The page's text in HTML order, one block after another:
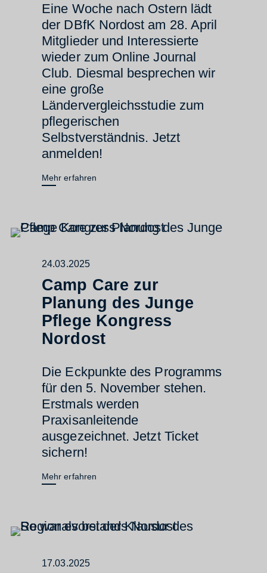
Eine Woche nach Ostern lädt
der DBfK Nordost am 28. April
Mitglieder und Interessierte
wieder zum Online Journal
Club. Diesmal besprechen wir
eine große
Ländervergleichsstudie zum
pflegerischen
Selbstverständnis. Jetzt
anmelden!
Mehr erfahren
24.03.2025
Camp Care zur
Planung des Junge
Pflege Kongress
Nordost
Die Eckpunkte des Programms
für den 5. November stehen.
Erstmals werden
Praxisanleitende
ausgezeichnet. Jetzt Ticket
sichern!
Mehr erfahren
17.03.2025